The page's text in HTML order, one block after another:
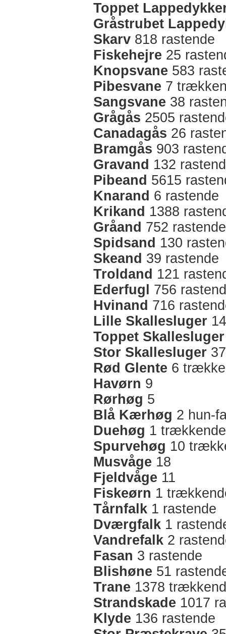
Toppet
Gråstrubet
Skarv 818 rastende
Fiskehejre 25
Knopsvane 583
Pibesvane 7
Sangsvane 38
Grågås 2505
Canadagås 26
Bramgås 903
Gravand 132
Pibeand 5615
Knarand 6 rastende
Krikand 1388
Gråand 752 rastende
Spidsand 130
Skeand 39 rastende
Troldand 121
Ederfugl
756
Hvinand 716
Lille Skallesluger
Toppet Skallesluger
Stor Skallesluger
Rød Glente 6
Havørn 9
Rørhøg 5
Blå Kærhøg 2 hun-
Duehøg 1
Spurvehøg 10
Musvåge 18
Fjeldvåge 11
Fiskeørn 1
Tårnfalk 1 rastende
Dværgfalk 1
Vandrefalk 2
Fasan 3 rastende
Blishøne 51
Trane 1378
Strandskade 1017
Klyde 136 rastende